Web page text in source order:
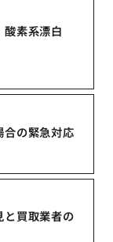
素系漂白
合の緊急対応
と買取業者の